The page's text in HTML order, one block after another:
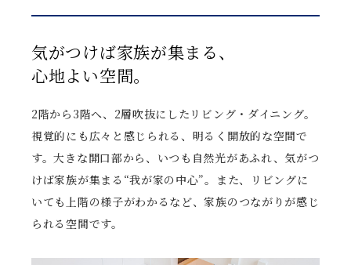
気がつけば家族が集まる、
心地よい空間。
2階から3階へ、2層吹抜にしたリビング・ダイニング。
視覚的にも広々と感じられる、明るく開放的な空間で
す。大きな開口部から、いつも自然光があふれ、気がつ
けば家族が集まる“我が家の中心”。また、リビングに
いても上階の様子がわかるなど、家族のつながりが感じ
られる空間です。